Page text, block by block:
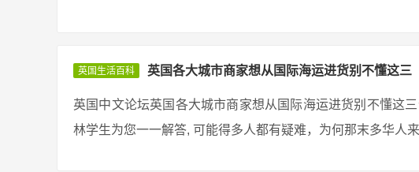
英国生活百科 英国各大城市商家想从国际海运进货别不懂这三
英国中文论坛英国各大城市商家想从国际海运进货别不懂这
林学生为您一一解答, 可能得多人都有疑难，为何那末多华人